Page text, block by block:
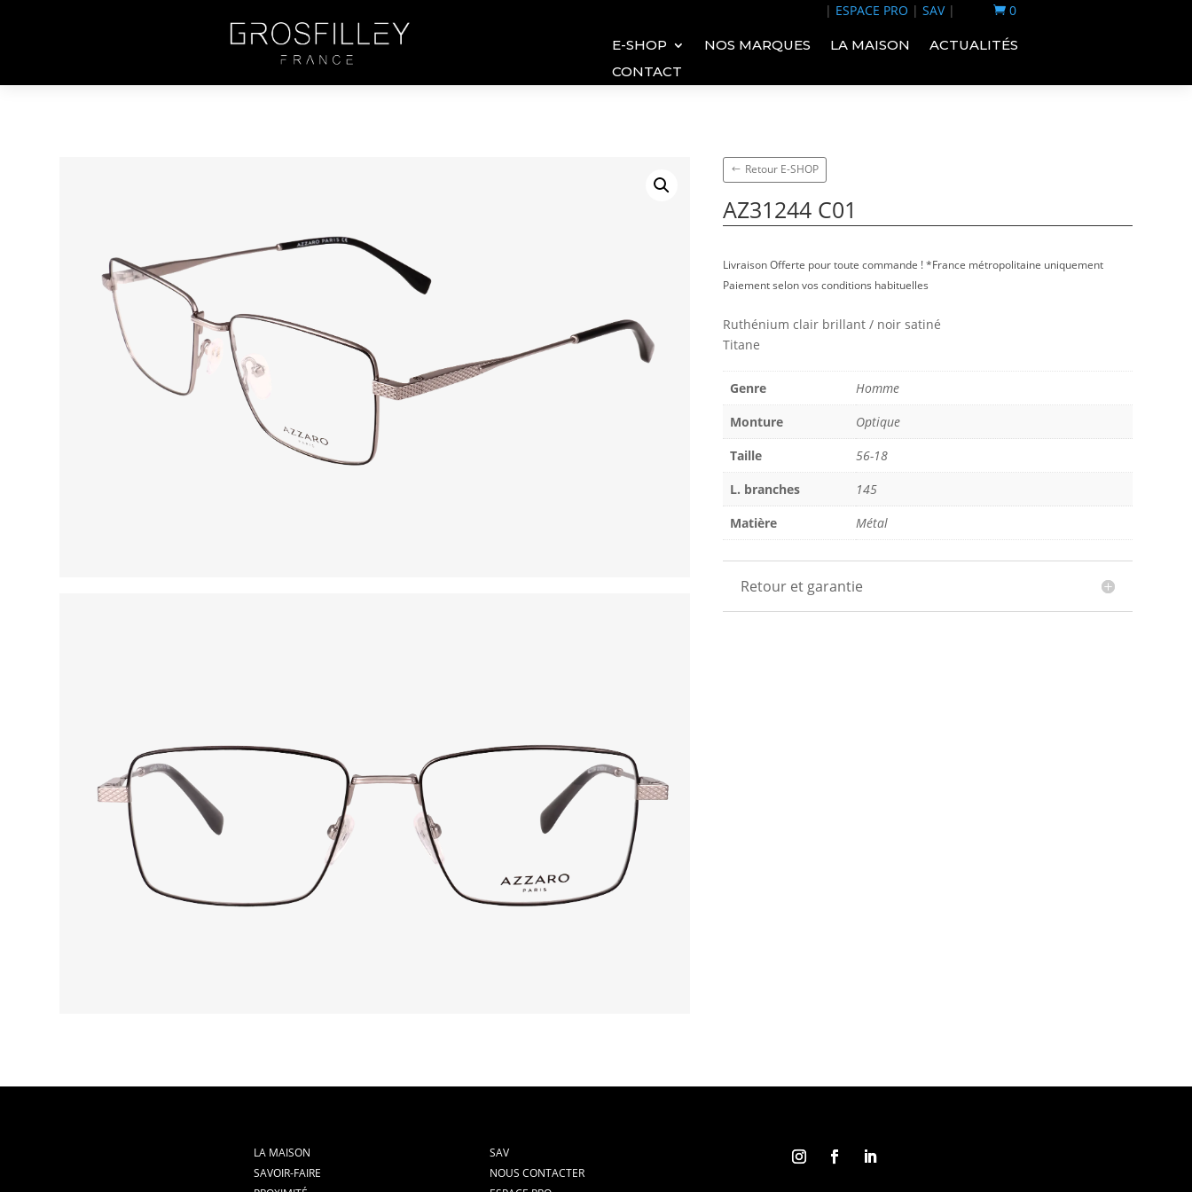
| ESPACE PRO | SAV|  0
E-SHOP NOS MARQUES LA MAISON
ACTUALITÉS
CONTACT
Retour E-SHOP
AZ31244 C01
Livraison Offerte pour toute commande ! *France métropolitaine uniquement
Paiement selon vos conditions habituelles
Ruthénium clair brillant / noir satiné
Titane
Genre
Homme
Monture
Optique
Taille
56-18
L. branches
145
Matière
Métal
Retour et garantie
LA MAISON
SAVOIR-FAIRE
SAV
NOUS CONTACTER